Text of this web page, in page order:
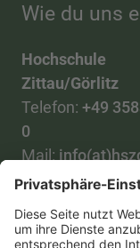
Wie du uns
Hochschule
Zittau/Görlitz
Telefon: +49
0
Mail: